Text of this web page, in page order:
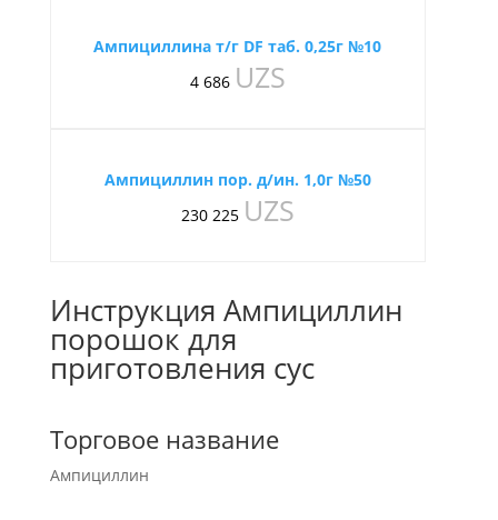
Ампициллина т/г DF таб. 0,25г №10
4 686 UZS
Ампициллин пор. д/ин. 1,0г №50
230 225 UZS
Инструкция Ампициллин
порошок для
приготовления сус
Торговое название
Ампициллин